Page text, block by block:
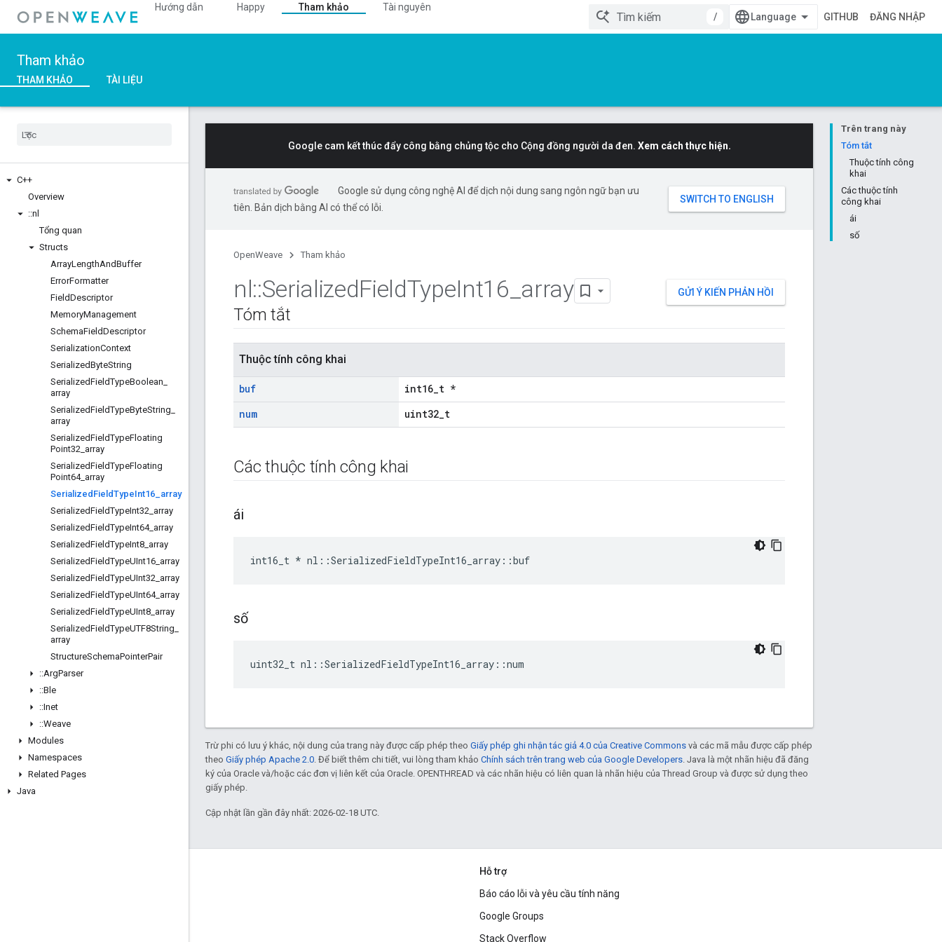
Hướng dẫn Happy Tham khảo
Tài nguyên
/
GITHUB ĐĂNG NHẬP
Tham khảo
THAM KHẢO TÀI LIỆU
C++
Overview
::nl
Tổng quan
Structs
ArrayLengthAndBuffer
ErrorFormatter
FieldDescriptor
MemoryManagement
SchemaFieldDescriptor
SerializationContext
SerializedByteString
SerializedFieldTypeBoolean
array
SerializedFieldTypeByteString
array
SerializedFieldTypeFloating
Point32 array
SerializedFieldTypeFloating
Point64_ array
Serialized FieldTypeInt16 array
SerializedFieldTypeInt32 array
SerializedFieldTypeInt64_ array
SerializedFieldTypeInt8 array
SerializedFieldTypeUInt16 array
SerializedFieldTypeUInt32 array
SerializedFieldTypeUInt64_ array
SerializedFieldTypeUInt8 array
SerializedFieldTypeUTF8String
array
StructureSchemaPointerPair
::ArgParser
::Ble
::Inet
::Weave
Modules
Namespaces
Related Pages
Java
Trên trang này
Tóm tắt
Thuộc tính công
khai
Các thuộc tính
công khai
ái
số
Google cam kết thúc đẩy công bằng chủng tộc cho Cộng đồng người da đen. Xem cách thực hiện.
Google sử dụng công nghệ AI để dịch nội dung sang ngôn ngữ bạn ưu
tiên. Bản dịch bằng AI có thể có lỗi.
OpenWeave Tham khảo
GỬI Ý KIẾN PHẢN HỒI
nl::SerializedFieldTypeInt16 array
Tóm tắt
Thuộc tính công khai
buf
int16_t *
num
uint32_t
Các thuộc tính công khai
ái
int16_t * nl::SerializedFieldTypeInt16_array::buf
số
uint32_t nl::SerializedFieldTypeInt16_array::num
Trừ phi có lưu ý khác, nội dung của trang này được cấp phép theo Giấy phép ghi nhận tác giả 4.0 của Creative Commons và các mã mẫu được cấp phép
theo Giấy phép Apache 2.0. Để biết thêm chi tiết, vui lòng tham khảo Chính sách trên trang web của Google Developers. Java là một nhãn hiệu đã đăng
ký của Oracle và/hoặc các đơn vị liên kết của Oracle. OPENTHREAD và các nhãn hiệu có liên quan là nhãn hiệu của Thread Group và được sử dụng theo
giấy phép.
Cập nhật lần gần đây nhất: 2026-02-18 UTC.
Hỗ trợ
Báo cáo lỗi và yêu cầu tính năng
Google Groups
Stack Overflow